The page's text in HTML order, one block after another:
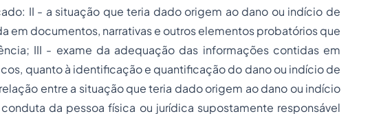
II - a situação que teria dado origem ao dano ou indício de
em documentos, narrativas e outros elementos probatórios que
III - exame da adequação das informações contidas em
quanto à identificação e quantificação do dano ou indício de
entre a situação que teria dado origem ao dano ou indício
da pessoa física ou jurídica supostamente responsável